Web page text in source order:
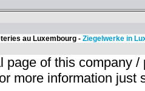
au Luxembourg - Ziegelwerke in
page of this company
more information just